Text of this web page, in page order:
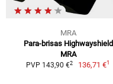
MRA
Para-brisas Highwayshield
MRA
PVP 143,90 €2 136,71 €1